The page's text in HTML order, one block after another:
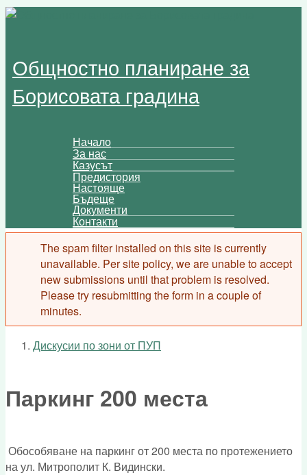
Skip to main content
Общностно планиране за
Борисовата градина
Main menu
Начало
За нас
Казусът
Предистория
Настояще
Бъдеще
Документи
Контакти
Error message
The spam filter installed on this site is currently
unavailable. Per site policy, we are unable to accept
new submissions until that problem is resolved.
Please try resubmitting the form in a couple of
minutes.
Дискусии по зони от ПУП
Паркинг 200 места
Обособяване на паркинг от 200 места по протежението
на ул. Митрополит К. Видински.